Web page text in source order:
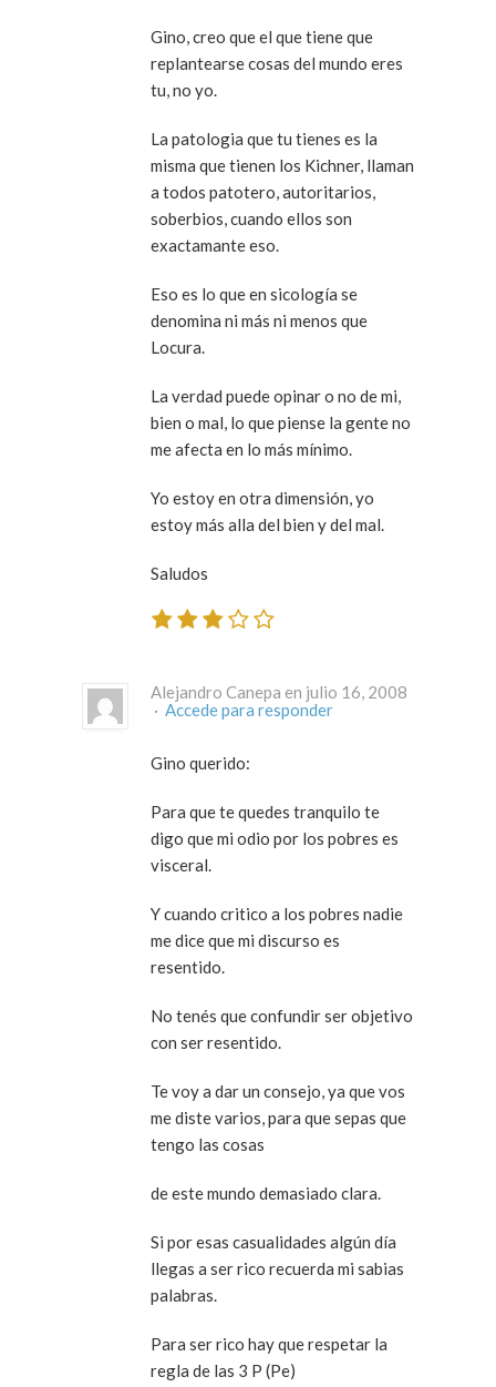
Gino, creo que el que tiene que
replantearse cosas del mundo eres
tu, no yo.
La patologia que tu tienes es la
misma que tienen los Kichner, llaman
a todos patotero, autoritarios,
soberbios, cuando ellos son
exactamante eso.
Eso es lo que en sicología se
denomina ni más ni menos que
Locura.
La verdad puede opinar o no de mi,
bien o mal, lo que piense la gente no
me afecta en lo más mínimo.
Yo estoy en otra dimensión, yo
estoy más alla del bien y del mal.
Saludos
Alejandro Canepa en julio 16, 2008
· Accede para responder
Gino querido:
Para que te quedes tranquilo te
digo que mi odio por los pobres es
visceral.
Y cuando critico a los pobres nadie
me dice que mi discurso es
resentido.
No tenés que confundir ser objetivo
con ser resentido.
Te voy a dar un consejo, ya que vos
me diste varios, para que sepas que
tengo las cosas
de este mundo demasiado clara.
Si por esas casualidades algún día
llegas a ser rico recuerda mi sabias
palabras.
Para ser rico hay que respetar la
regla de las 3 P (Pe)